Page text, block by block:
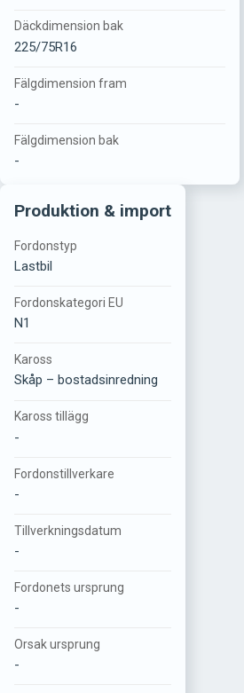
Däckdimension bak
225/75R16
Fälgdimension fram
-
Fälgdimension bak
-
Produktion & import
Fordonstyp
Lastbil
Fordonskategori EU
N1
Kaross
Skåp – bostadsinredning
Kaross tillägg
-
Fordonstillverkare
-
Tillverkningsdatum
-
Fordonets ursprung
-
Orsak ursprung
-